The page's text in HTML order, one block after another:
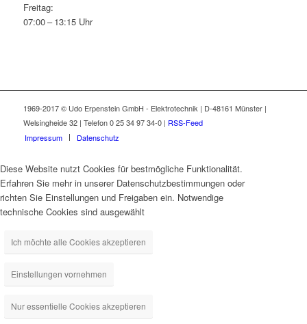
Freitag:
07:00 – 13:15 Uhr
1969-2017 © Udo Erpenstein GmbH - Elektrotechnik | D-48161 Münster |
Welsingheide 32 | Telefon 0 25 34 97 34-0 | RSS-Feed
Impressum
Datenschutz
Diese Website nutzt Cookies für bestmögliche Funktionalität.
Erfahren Sie mehr in unserer Datenschutzbestimmungen oder
richten Sie Einstellungen und Freigaben ein. Notwendige
technische Cookies sind ausgewählt
Ich möchte alle Cookies akzeptieren
Einstellungen vornehmen
Nur essentielle Cookies akzeptieren